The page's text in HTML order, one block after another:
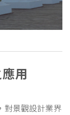
用
對景觀設計業界